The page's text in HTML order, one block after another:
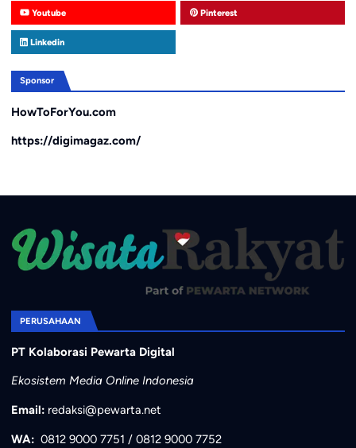
Youtube Pinterest
Linkedin
Sponsor
HowToForYou.com
https://digimagaz.com/
PERUSAHAAN
PT Kolaborasi Pewarta Digital
Ekosistem Media Online Indonesia
Email: redaksi@pewarta.net
WA: 0812 9000 7751 / 0812 9000 7752